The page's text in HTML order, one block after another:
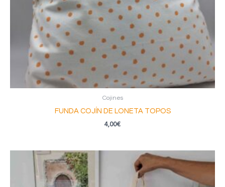
Cojines
FUNDA COJÍN DE LONETA TOPOS
4,00€